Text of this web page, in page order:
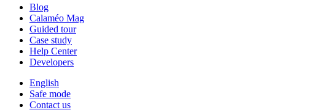
Blog
Calaméo Mag
Guided tour
Case study
Help Center
Developers
English
Safe mode
Contact us